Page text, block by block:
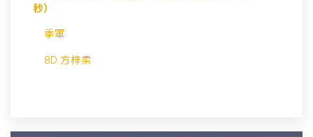
秒）
季軍
8D 方梓柔